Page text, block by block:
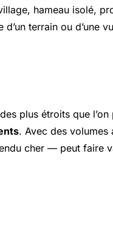
hameau isolé,
terrain ou d’une
plus étroits que
. Avec des
cher — peut faire